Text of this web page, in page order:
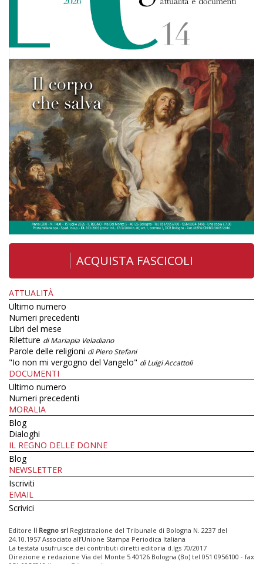
ACQUISTA FASCICOLI
ATTUALITÀ
Ultimo numero
Numeri precedenti
Libri del mese
Riletture di Mariapia Veladiano
Parole delle religioni di Piero Stefani
"Io non mi vergogno del Vangelo" di Luigi Accattoli
DOCUMENTI
Ultimo numero
Numeri precedenti
MORALIA
Blog
Dialoghi
IL REGNO DELLE DONNE
Blog
NEWSLETTER
Iscriviti
EMAIL
Scrivici
Editore Il Regno srl Registrazione del Tribunale di Bologna N. 2237 del
24.10.1957 Associato all’Unione Stampa Periodica Italiana
La testata usufruisce dei contributi diretti editoria d.lgs 70/2017
Direzione e redazione Via del Monte 5 40126 Bologna (Bo) tel 051 0956100 - fax